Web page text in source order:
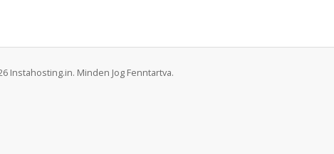
Instahosting.in. Minden Jog Fenntartva.